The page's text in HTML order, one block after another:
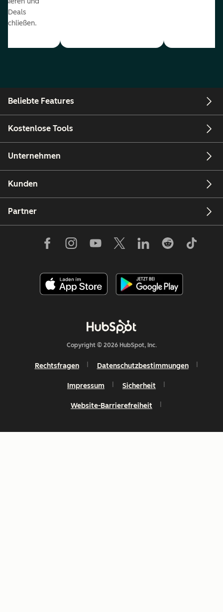
Deals
Beliebte Features
Kostenlose Tools
Unternehmen
Kunden
Partner
Copyright © 2026 HubSpot, Inc.
Rechtsfragen Datenschutzbestimmungen
Impressum Sicherheit
Website-Barrierefreiheit